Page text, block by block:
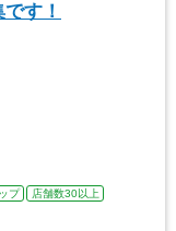
す！
プ
店舗数30以上